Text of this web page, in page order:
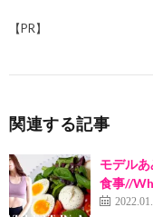
【PR】
関連する記事
モデル
食事//